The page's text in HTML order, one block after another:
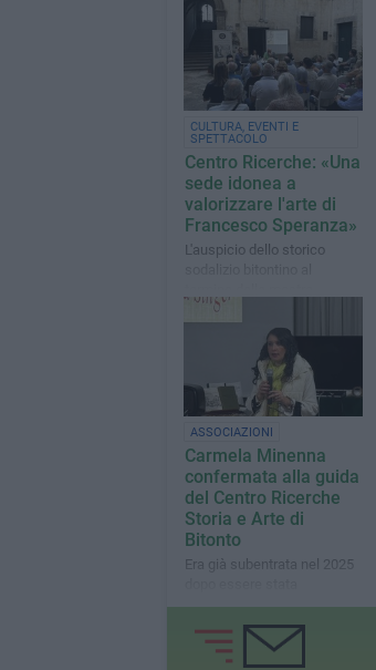
CULTURA, EVENTI E
SPETTACOLO
Centro Ricerche: «Una
sede idonea a
valorizzare l'arte di
Francesco Speranza»
L'auspicio dello storico
“Francesco Speranza –
Disegni inediti (1921 –
ASSOCIAZIONI
Carmela Minenna
confermata alla guida
del Centro Ricerche
Storia e Arte di
Bitonto
Era già subentrata nel 2025
vicepresidente